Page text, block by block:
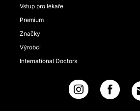
Vstup pro lékaře
Premium
Značky
Výrobci
International Doctors